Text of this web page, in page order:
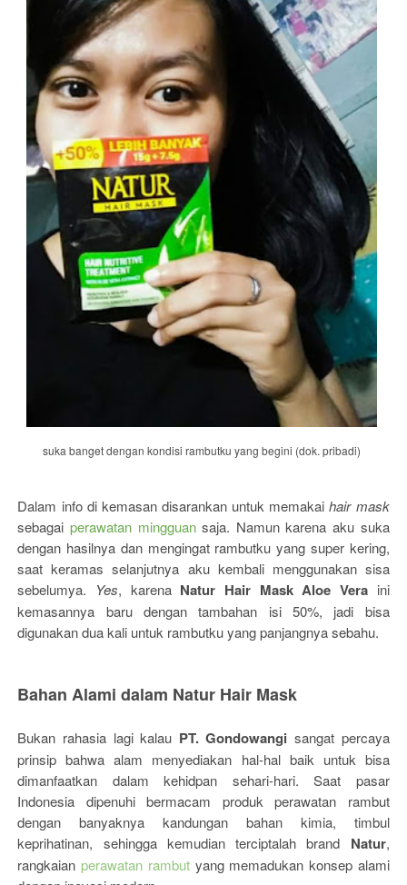
suka banget dengan kondisi rambutku yang begini (dok. pribadi)
Dalam info di kemasan disarankan untuk memakaihair mask
sebagaiperawatan mingguansaja. Namun karena aku suka
dengan hasilnya dan mengingat rambutku yang super kering,
saat keramas selanjutnya aku kembali menggunakan sisa
sebelumya. Yes, karena Natur Hair Mask Aloe Veraini
kemasannya baru dengan tambahan isi 50%, jadi bisa
digunakan dua kali untuk rambutku yang panjangnya sebahu.
Bahan Alami dalam Natur Hair Mask
Bukan rahasia lagi kalau PT. Gondowangi sangat percaya
prinsip bahwa alam menyediakan hal-hal baik untuk bisa
dimanfaatkan dalam kehidpan sehari-hari. Saat pasar
Indonesia dipenuhi bermacam produk perawatan rambut
dengan banyaknya kandungan bahan kimia, timbul
keprihatinan, sehingga kemudian terciptalah brand Natur,
rangkaianperawatan rambutyang memadukan konsep alami